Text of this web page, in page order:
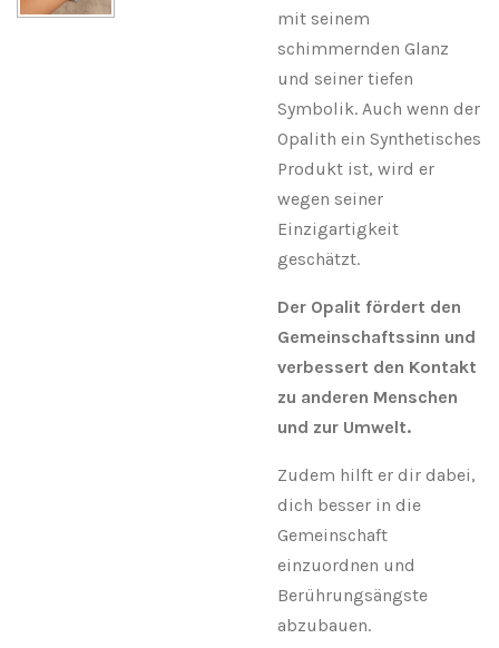
mit seinem
schimmernden Glanz
und seiner tiefen
Symbolik. Auch wenn der
Opalith ein Synthetisches
Produkt ist, wird er
wegen seiner
Einzigartigkeit
geschätzt.
Der Opalit fördert den
Gemeinschaftssinn und
verbessert den Kontakt
zu anderen Menschen
und zur Umwelt.
Zudem hilft er dir dabei,
dich besser in die
Gemeinschaft
einzuordnen und
Berührungsängste
abzubauen.